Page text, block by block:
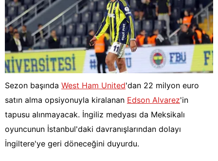
Sezon başında West Ham United'dan 22 milyon euro
satın alma opsiyonuyla kiralanan Edson Alvarez'in
tapusu alınmayacak. İngiliz medyası da Meksikalı
oyuncunun İstanbul'daki davranışlarından dolayı
İngiltere'ye geri döneceğini duyurdu.